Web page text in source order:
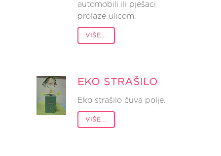
automobili ili pješaci
prolaze ulicom.
VIŠE...
EKO STRAŠILO
Eko strašilo čuva polje.
VIŠE...